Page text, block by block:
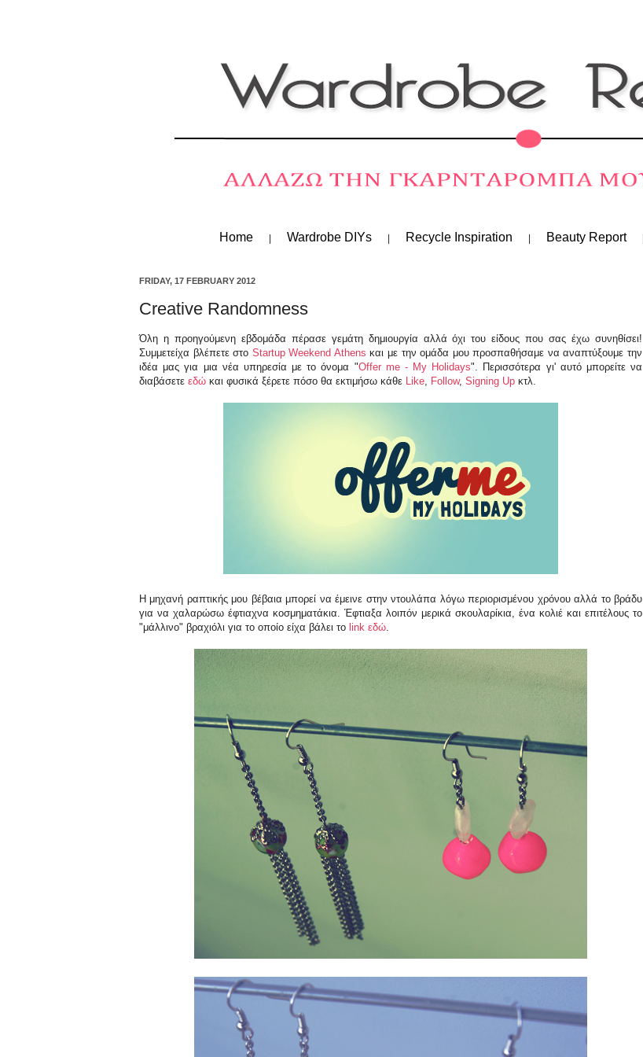
Home Wardrobe DIYs Recycle Inspiration Beauty Report
FRIDAY, 17 FEBRUARY 2012
Creative Randomness
Όλη η προηγούμενη εβδομάδα πέρασε γεμάτη δημιουργία αλλά όχι του είδους που σας έχω συνηθίσει!
Συμμετείχα βλέπετε στο Startup Weekend Athens και με την ομάδα μου προσπαθήσαμε να αναπτύξουμε την
ιδέα μας για μια νέα υπηρεσία με το όνομα "Offer me - My Holidays". Περισσότερα γι' αυτό μπορείτε να
διαβάσετε εδώ και φυσικά ξέρετε πόσο θα εκτιμήσω κάθε Like Follow, Signing Up κτλ.
Η μηχανή ραπτικής μου βέβαια μπορεί να έμεινε στην ντουλάπα λόγω περιορισμένου χρόνου αλλά το βράδυ
για να χαλαρώσω έφτιαχνα κοσμηματάκια. Έφτιαξα λοιπόν μερικά σκουλαρίκια, ένα κολιέ και επιτέλους το
"μάλλινο" βραχιόλι για το οποίο είχα βάλει το link εδώ